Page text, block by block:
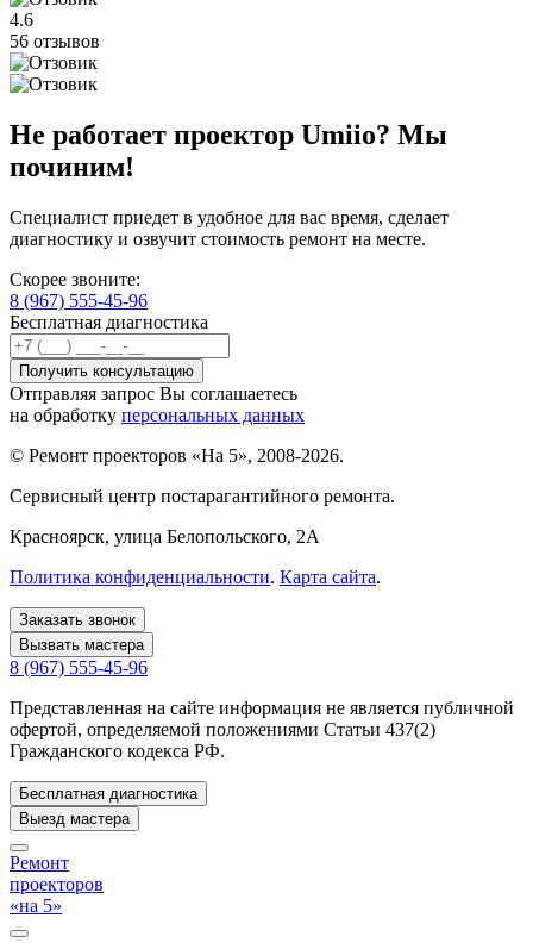
4.6
56 отзывов
Не работает проектор Umiio? Мы
починим!
Специалист приедет в удобное для вас время, сделает
диагностику и озвучит стоимость ремонт на месте.
Скорее звоните:
8 (967) 555-45-96
Бесплатная диагностика
Отправляя запрос Вы соглашаетесь
на обработку персональных данных
© Ремонт проекторов «На 5», 2008-2026.
Сервисный центр постарагантийного ремонта.
Красноярск, улица Белопольского, 2А
Политика конфиденциальности. Карта сайта.
Заказать звонок
Вызвать мастера
8 (967) 555-45-96
Представленная на сайте информация не является публичной
офертой, определяемой положениями Статьи 437(2)
Гражданского кодекса РФ.
Бесплатная диагностика
Выезд мастера
Ремонт
проекторов
«на 5»